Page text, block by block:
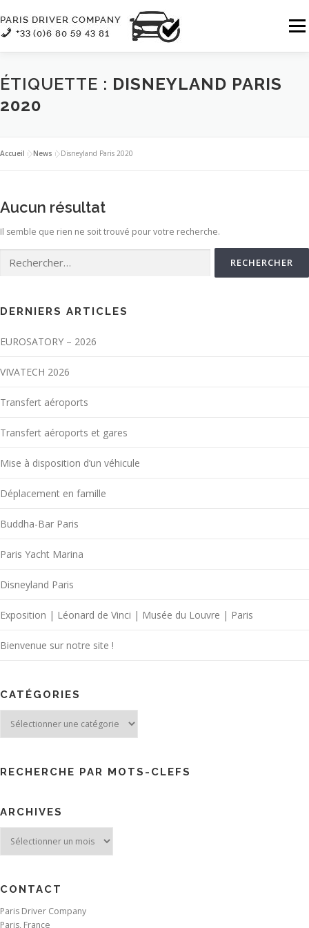
au
contenu
Menu
QUI SOMMES-NOUS NOS SERVICES
ÉTIQUETTE : DISNEYLAND PARIS
2020
Accueil »News »Disneyland Paris 2020
Aucun résultat
Il semble que rien ne soit trouvé pour votre recherche.
DERNIERS ARTICLES
EUROSATORY – 2026
VIVATECH 2026
Transfert aéroports
Transfert aéroports et gares
Mise à disposition d’un véhicule
Déplacement en famille
Buddha-Bar Paris
Paris Yacht Marina
Disneyland Paris
Exposition | Léonard de Vinci | Musée du Louvre | Paris
Bienvenue sur notre site !
CATÉGORIES
RECHERCHE PAR MOTS-CLEFS
ARCHIVES
CONTACT
Paris Driver Company
Paris, France